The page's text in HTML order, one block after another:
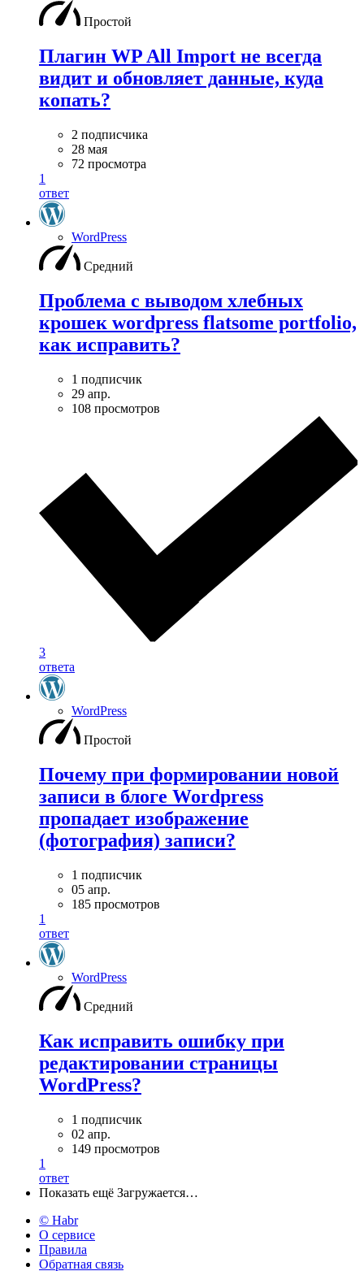
Простой
Плагин WP All Import не всегда
видит и обновляет данные, куда
копать?
2 подписчика
28 мая
72 просмотра
1
ответ
WordPress
Средний
Проблема с выводом хлебных
крошек wordpress flatsome portfolio,
как исправить?
1 подписчик
29 апр.
108 просмотров
3
ответа
WordPress
Простой
Почему при формировании новой
записи в блоге Wordpress
пропадает изображение
(фотография) записи?
1 подписчик
05 апр.
185 просмотров
1
ответ
WordPress
Средний
Как исправить ошибку при
редактировании страницы
WordPress?
1 подписчик
02 апр.
149 просмотров
1
ответ
Показать ещё Загружается…
© Habr
О сервисе
Правила
Обратная связь